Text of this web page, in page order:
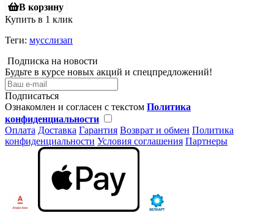
В корзину
Купить в 1 клик
Теги: мусслизап
Подписка на новости
Будьте в курсе новых акций и спецпредложений!
Подписаться
Ознакомлен и согласен с текстом Политика
конфиденциальности
Оплата Доставка Гарантия Возврат и обмен Политика
конфиденциальности Условия соглашения Партнеры